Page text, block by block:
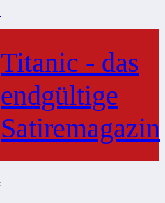
Titanic - das
endgültige
Satiremagazin